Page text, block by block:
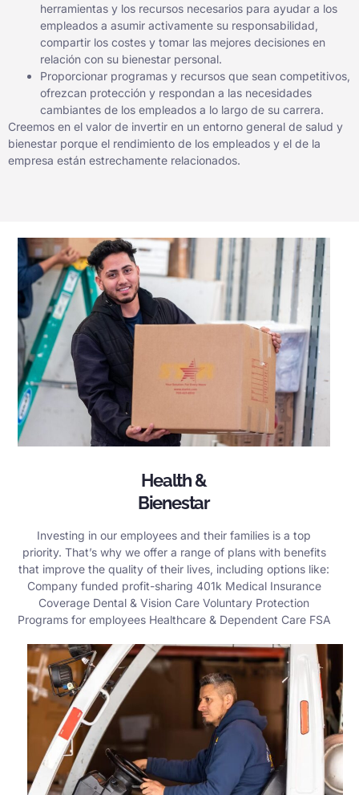
herramientas y los recursos necesarios para ayudar a los
empleados a asumir activamente su responsabilidad,
compartir los costes y tomar las mejores decisiones en
relación con su bienestar personal.
Proporcionar programas y recursos que sean competitivos,
ofrezcan protección y respondan a las necesidades
cambiantes de los empleados a lo largo de su carrera.
Creemos en el valor de invertir en un entorno general de salud y
bienestar porque el rendimiento de los empleados y el de la
empresa están estrechamente relacionados.
Health &
Bienestar
Investing in our employees and their families is a top
priority. That’s why we offer a range of plans with benefits
that improve the quality of their lives, including options like:
Company funded profit-sharing 401k Medical Insurance
Coverage Dental & Vision Care Voluntary Protection
Programs for employees Healthcare & Dependent Care FSA